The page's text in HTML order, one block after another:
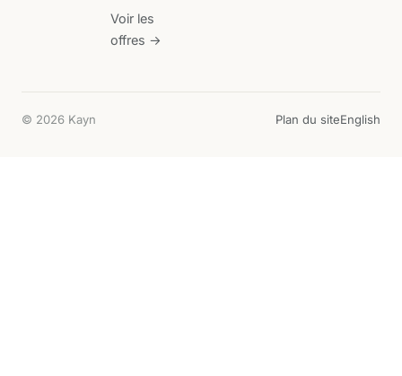
Voir les
offres →
© 2026 Kayn Plan du siteEnglish